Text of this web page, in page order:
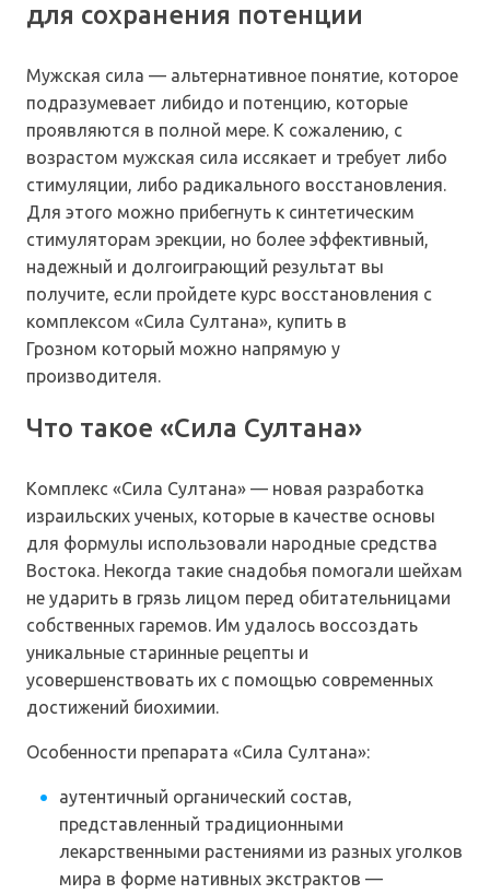
для сохранения потенции
Мужская сила — альтернативное понятие, которое
подразумевает либидо и потенцию, которые
проявляются в полной мере. К сожалению, с
возрастом мужская сила иссякает и требует либо
стимуляции, либо радикального восстановления.
Для этого можно прибегнуть к синтетическим
стимуляторам эрекции, но более эффективный,
надежный и долгоиграющий результат вы
получите, если пройдете курс восстановления с
комплексом «Сила Султана», купить в
Грозном который можно напрямую у
производителя.
Что такое «Сила Султана»
Комплекс «Сила Султана» — новая разработка
израильских ученых, которые в качестве основы
для формулы использовали народные средства
Востока. Некогда такие снадобья помогали шейхам
не ударить в грязь лицом перед обитательницами
собственных гаремов. Им удалось воссоздать
уникальные старинные рецепты и
усовершенствовать их с помощью современных
достижений биохимии.
Особенности препарата «Сила Султана»:
аутентичный органический состав,
представленный традиционными
лекарственными растениями из разных уголков
мира в форме нативных экстрактов —